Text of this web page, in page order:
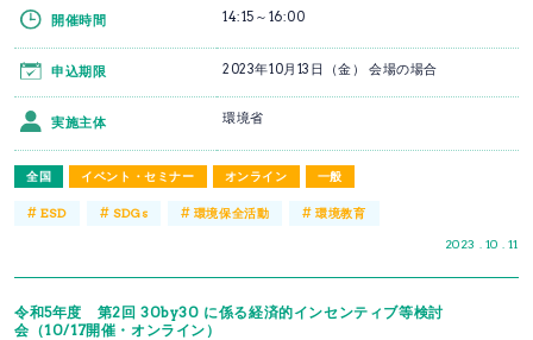
全国 イベント・セミナー オンライン 一般
2023 . 10 . 11
開催時間 14:15～16:00
申込期限 2023年10月13日（金） 会場の場合
実施主体 環境省
#ESD # SDGs # 環境保全活動 #環境教育
令和5年度 第2回 30by30 に係る経済的インセンティブ等検討
会（10/17開催・オンライン）